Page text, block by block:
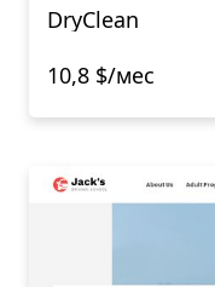
DryClean
10,8 $/мес